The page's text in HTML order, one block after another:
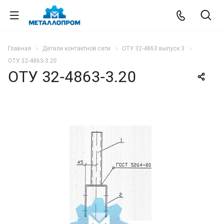
Главная Детали контактной сети
ОТУ 32-4863 выпуск 3
ОТУ 32-4863-3.20
ОТУ 32-4863-3.20